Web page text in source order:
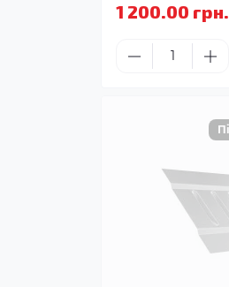
1 200.00 грн.